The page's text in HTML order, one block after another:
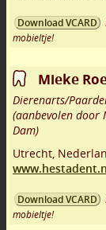
Download VCARD
mobieltje!
Mieke
Dierenarts/
(aanbevolen door
Dam)
Utrecht
Download VCARD
mobieltje!